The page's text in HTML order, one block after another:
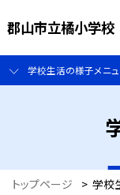
郡山市立橘小学校
学校生活の様子メニ
トップページ > 学校